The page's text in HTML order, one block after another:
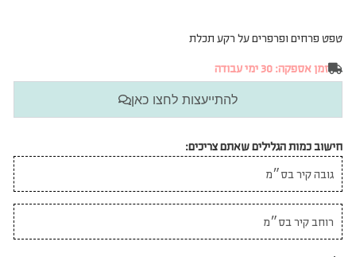
טפט פרחים ופרפרים על רקע תכלת
זמן אספקה: 30 ימי עבודה
להתייעצות לחצו כאן
חישוב כמות הגלילים שאתם צריכים: